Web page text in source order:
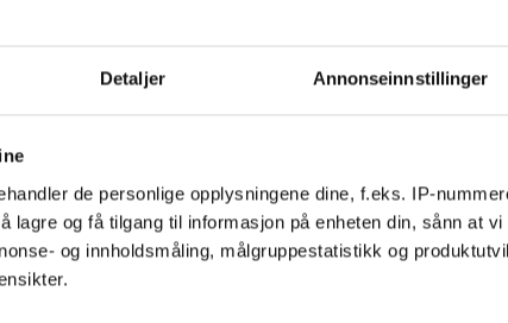
Detaljer Annonseinnstillinger
de personlige opplysningene dine, f.eks. IP-
lagre og få tilgang til informasjon på enheten din, sånn at
og innholdsmåling, målgruppestatistikk og
PLUS
la være å
NFF
boikotten:
serien